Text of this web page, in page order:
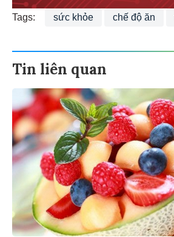
Tags: sức khỏe chế độ ăn
Tin liên quan